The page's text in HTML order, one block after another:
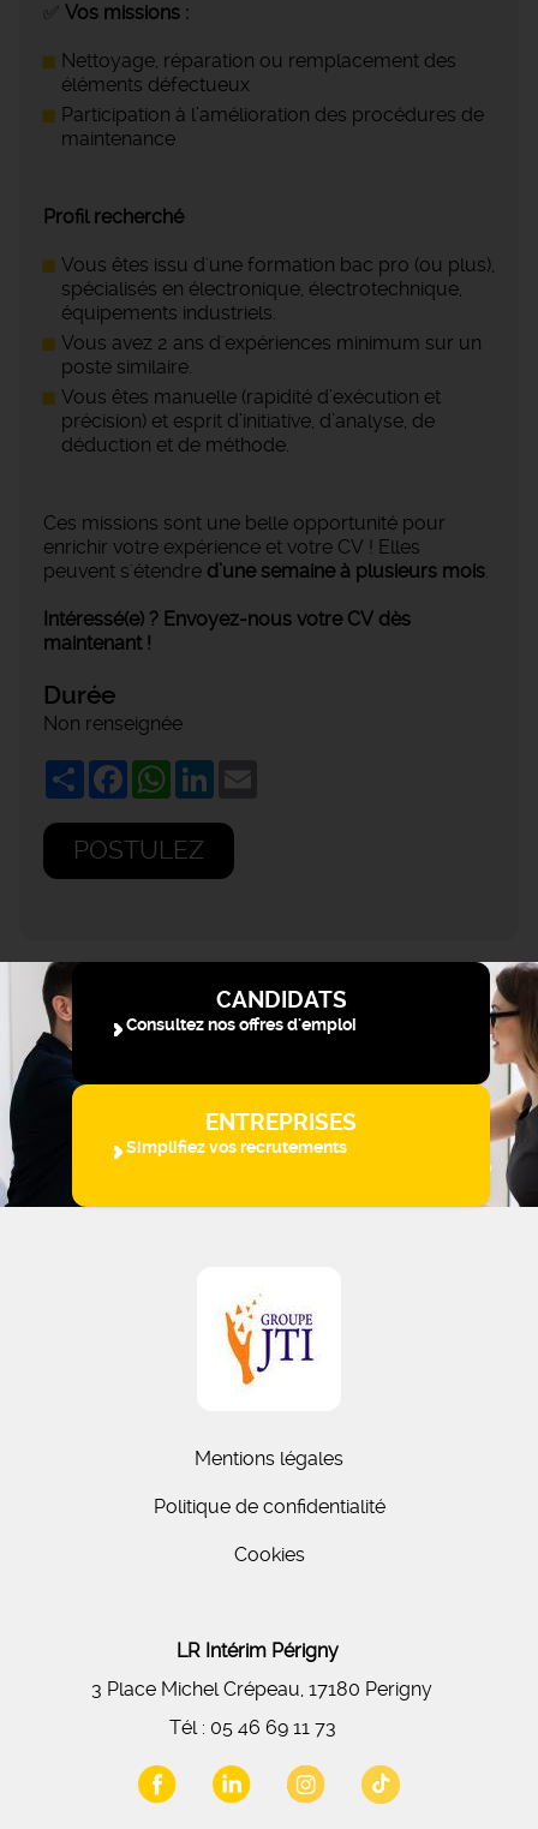
✅ Vos missions :
Nettoyage, réparation ou remplacement des
éléments défectueux
Participation à l’amélioration des procédures de
maintenance
Profil recherché
Vous êtes issu d'une formation bac pro (ou plus),
spécialisés en électronique, électrotechnique,
équipements industriels.
Vous avez 2 ans d'expériences minimum sur un
poste similaire.
Vous êtes manuelle (rapidité d’exécution et
précision) et esprit d’initiative, d’analyse, de
déduction et de méthode.
Ces missions sont une belle opportunité pour
enrichir votre expérience et votre CV ! Elles
peuvent s'étendre d’une semaine à plusieurs mois.
Intéressé(e) ? Envoyez-nous votre CV dès
maintenant !
Durée
Non renseignée
ShareFacebookWhatsApp
LinkedIn
POSTULEZ
CANDIDATS
Consultez nos offres d'emploi
ENTREPRISES
Simplifiez vos recrutements
Mentions légales
Politique de confidentialité
Cookies
LR Intérim Périgny
3 Place Michel Crépeau, 17180 Perigny
Tél : 05 46 69 11 73